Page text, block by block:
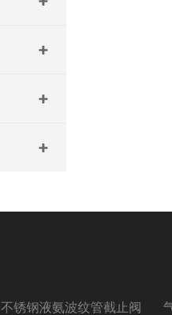
不锈钢液氨波纹管截止阀